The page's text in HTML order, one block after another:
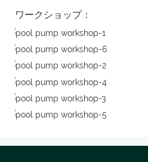
ワークショップ：